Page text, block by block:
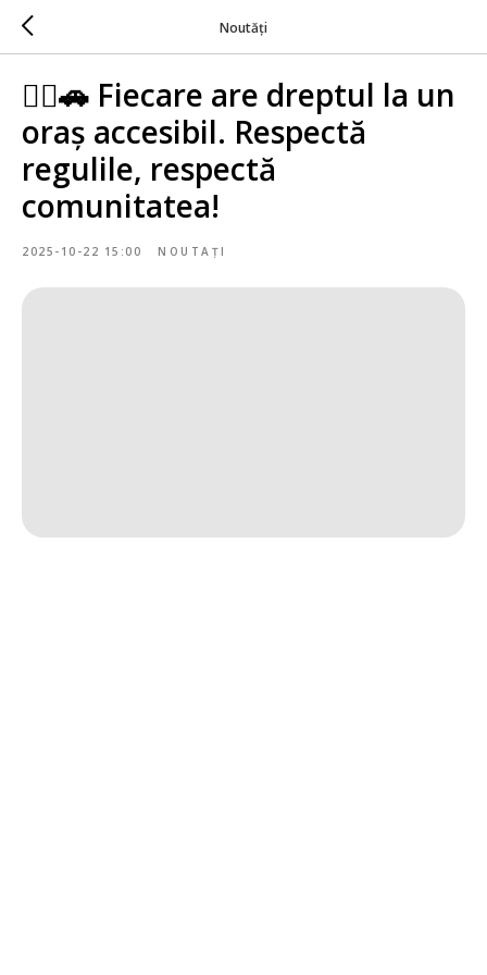
Noutăți
🚶‍♀️🚗 Fiecare are dreptul la un
oraș accesibil. Respectă
regulile, respectă
comunitatea!
2025-10-22 15:00 NOUTAȚI